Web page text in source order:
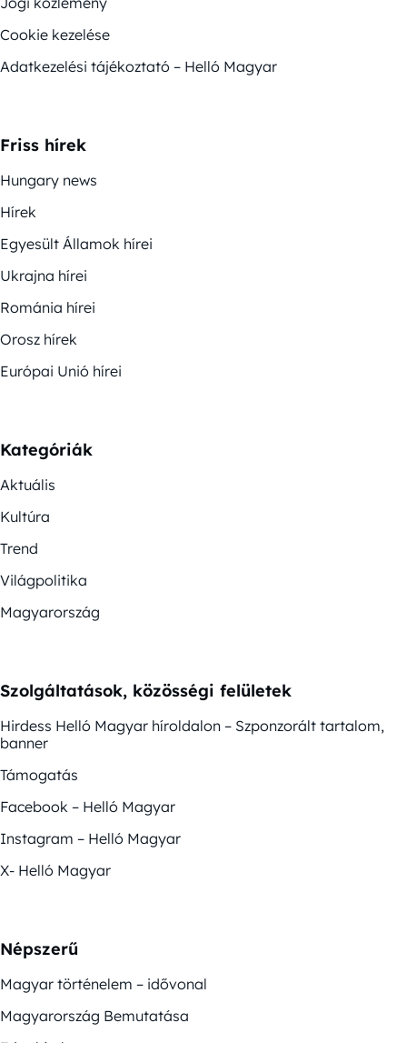
Cookie kezelése
Adatkezelési tájékoztató – Helló Magyar
Friss hírek
Hungary news
Hírek
Egyesült Államok hírei
Ukrajna hírei
Románia hírei
Orosz hírek
Európai Unió hírei
Kategóriák
Aktuális
Kultúra
Trend
Világpolitika
Magyarország
Szolgáltatások, közösségi felületek
Hirdess Helló Magyar híroldalon – Szponzorált tartalom,
banner
Támogatás
Facebook – Helló Magyar
Instagram – Helló Magyar
X- Helló Magyar
Népszerű
Magyar történelem – idővonal
Magyarország Bemutatása